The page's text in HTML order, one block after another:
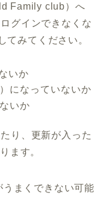
Family club）へ
グインできなくな
てみてください。
いか
になっていないか
いか
り、更新が入った
ます。
まくできない可能